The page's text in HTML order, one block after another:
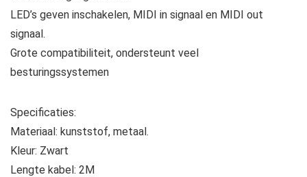
LED’s geven inschakelen, MIDI in signaal en MIDI out
signaal.
Grote compatibiliteit, ondersteunt veel
besturingssystemen
Specificaties:
Materiaal: kunststof, metaal.
Kleur: Zwart
Lengte kabel: 2M